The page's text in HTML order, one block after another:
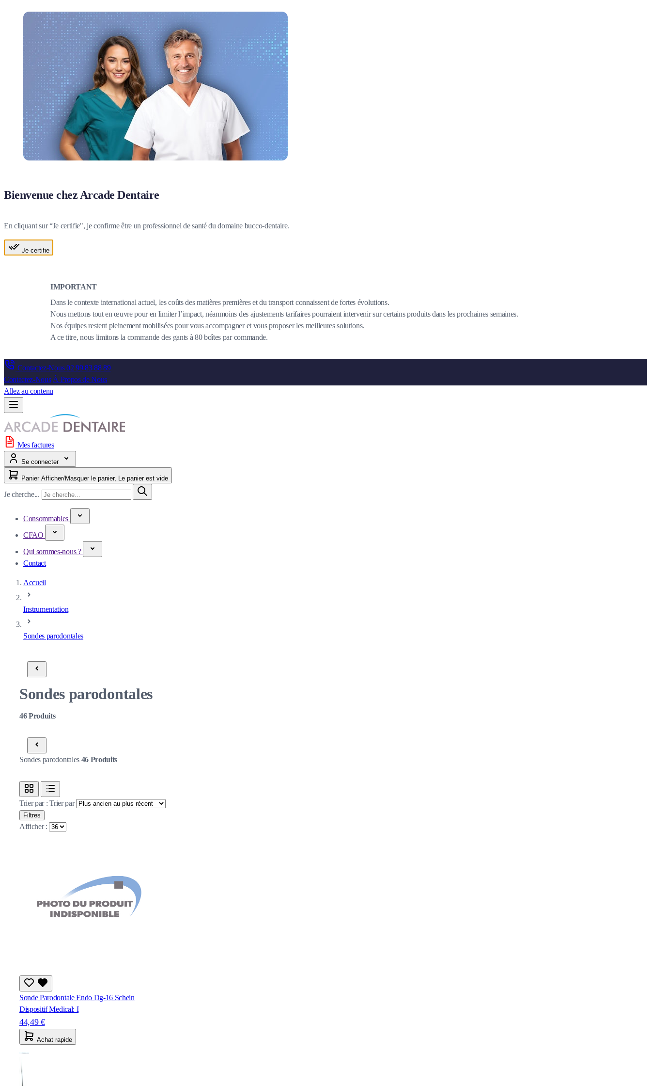
Bienvenue chez Arcade Dentaire
En cliquant sur “Je certifie", je confirme être un professionnel de santé du domaine bucco-dentaire.
Je certifie
IMPORTANT
Dans le contexte international actuel, les coûts des matières premières et du transport connaissent de fortes évolutions.
Nous mettons tout en œuvre pour en limiter l’impact, néanmoins des ajustements tarifaires pourraient intervenir sur certains produits dans les prochaines semaines.
Nos équipes restent pleinement mobilisées pour vous accompagner et vous proposer les meilleures solutions.
A ce titre, nous limitons la commande des gants à 80 boîtes par commande.
Contactez-Nous02 99 83 88 89
Contactez-Nous À Propos de Nous
Allez au contenu
Mes factures
Se connecter
Panier Afficher/Masquer le panier, Le panier est vide
Je cherche...
Consommables
CFAO
Qui sommes-nous ?
Contact
Accueil
Instrumentation
Sondes parodontales
Sondes parodontales
46Produits
Sondes parodontales 46 Produits
Trier par :Trier par
Filtres
Afficher :
Sonde Parodontale Endo Dg-16 Schein
Dispositif Medical: I
44,49 €
Achat rapide